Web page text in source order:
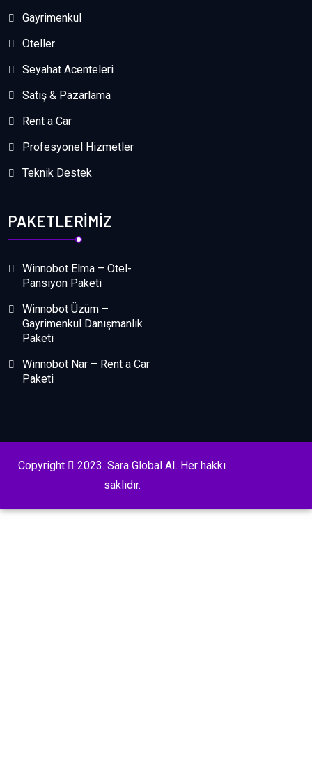
Gayrimenkul
Oteller
Seyahat Acenteleri
Satış & Pazarlama
Rent a Car
Profesyonel Hizmetler
Teknik Destek
PAKETLERIMIZ
Winnobot Elma – Otel-
Pansiyon Paketi
Winnobot Üzüm –
Gayrimenkul Danışmanlık
Paketi
Winnobot Nar – Rent a Car
Paketi
Copyright
2023. Sara Global AI. Her hakkı
saklıdır.